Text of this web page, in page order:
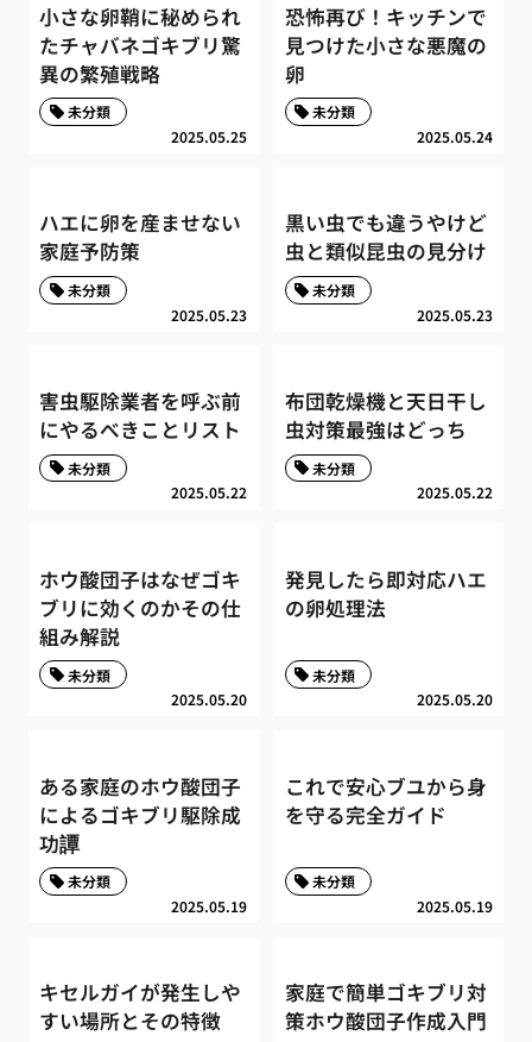
小さな卵鞘に秘められ
たチャバネゴキブリ驚
異の繁殖戦略
2025.05.25
未分類
恐怖再び！キッチンで
見つけた小さな悪魔の
卵
2025.05.24
未分類
ハエに卵を産ませない
家庭予防策
2025.05.23
未分類
黒い虫でも違うやけど
虫と類似昆虫の見分け
2025.05.23
未分類
害虫駆除業者を呼ぶ前
にやるべきことリスト
2025.05.22
未分類
布団乾燥機と天日干し
虫対策最強はどっち
2025.05.22
未分類
ホウ酸団子はなぜゴキ
ブリに効くのかその仕
組み解説
2025.05.20
未分類
発見したら即対応ハエ
の卵処理法
2025.05.20
未分類
ある家庭のホウ酸団子
によるゴキブリ駆除成
功譚
2025.05.19
未分類
これで安心ブユから身
を守る完全ガイド
2025.05.19
未分類
キセルガイが発生しや
すい場所とその特徴
家庭で簡単ゴキブリ対
策ホウ酸団子作成入門